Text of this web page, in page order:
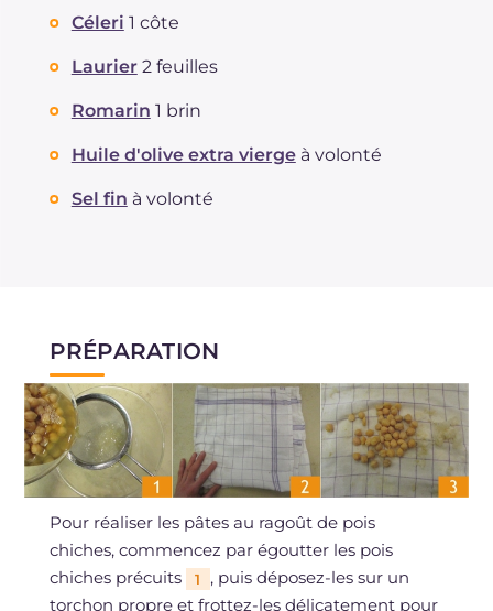
Céleri 1 côte
Laurier 2 feuilles
Romarin 1 brin
Huile d'olive extra vierge à volonté
Sel fin à volonté
PRÉPARATION
Pour réaliser les pâtes au ragoût de pois
chiches, commencez par égoutter les pois
chiches précuits
1
, puis déposez-les sur un
torchon propre et frottez-les délicatement pour